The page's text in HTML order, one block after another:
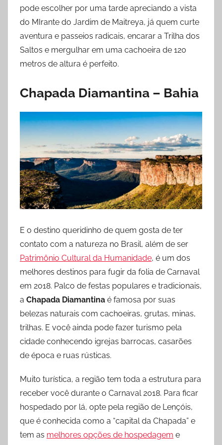
pode escolher por uma tarde apreciando a vista
do MIrante do Jardim de Maitreya, já quem curte
aventura e passeios radicais, encarar a Trilha dos
Saltos e mergulhar em uma cachoeira de 120
metros de altura é perfeito.
Chapada Diamantina – Bahia
E o destino queridinho de quem gosta de ter
contato com a natureza no Brasil, além de ser
Patrimônio Cultural da Humanidade, é um dos
melhores destinos para fugir da folia de Carnaval
em 2018. Palco de festas populares e tradicionais,
a Chapada Diamantina é famosa por suas
belezas naturais com cachoeiras, grutas, minas,
trilhas. E você ainda pode fazer turismo pela
cidade conhecendo igrejas barrocas, casarões
de época e ruas rústicas.
Muito turística, a região tem toda a estrutura para
receber você durante o Carnaval 2018. Para ficar
hospedado por lá, opte pela região de Lençóis,
que é conhecida como a “capital da Chapada” e
tem as melhores opções de hospedagem e